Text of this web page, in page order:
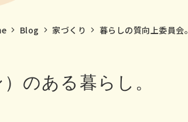
Blog 家づくり 暮らしの質向上委員会。
のある暮らし。
家づくり